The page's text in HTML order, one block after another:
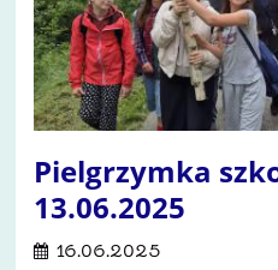
Pielgrzymka
13.06.2025
16.06.2025